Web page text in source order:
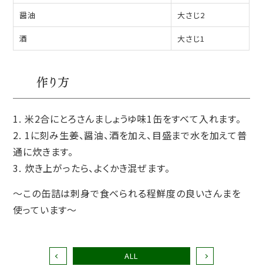
醤油 大さじ2
酒 大さじ1
作り方
米2合にとろさんましょうゆ味1缶をすべて入れます。
1に刻み生姜、醤油、酒を加え、目盛まで水を加えて普
通に炊きます。
炊き上がったら、よくかき混ぜます。
～この缶詰は刺身で食べられる程鮮度の良いさんまを
使っています～
ALL